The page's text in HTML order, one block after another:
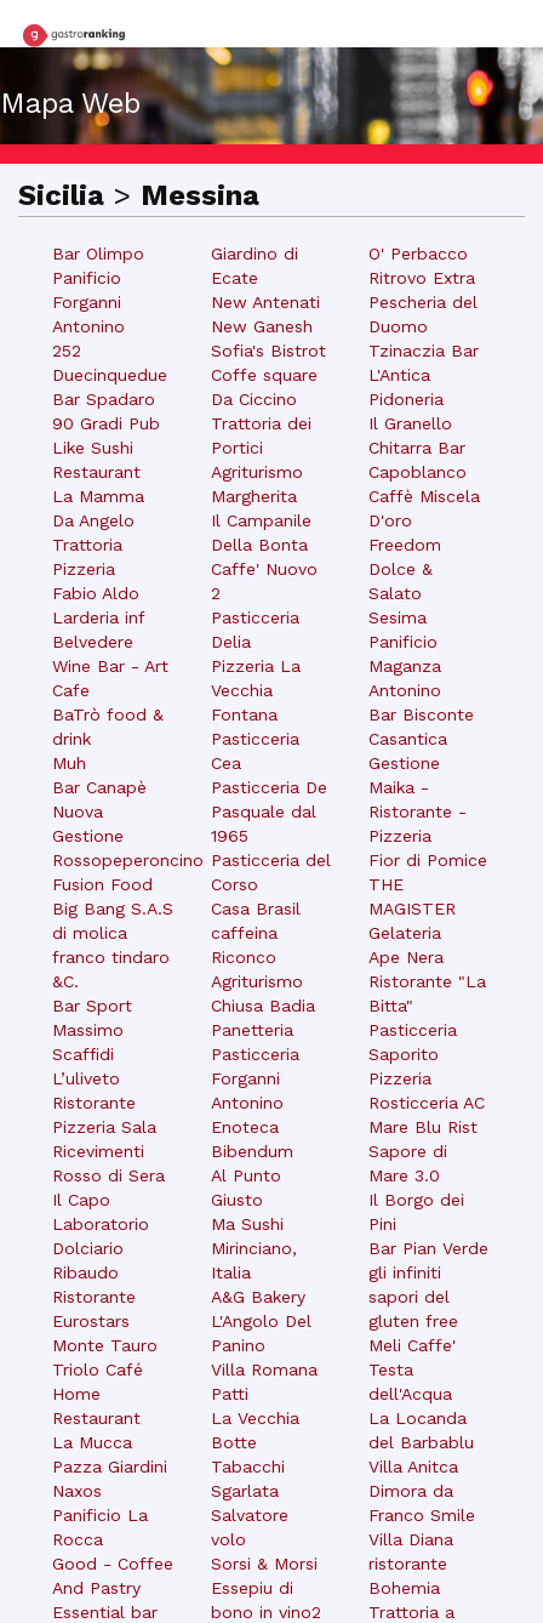
Mapa Web
Sicilia > Messina
Bar Olimpo
Panificio
Forganni
Antonino
252
Duecinquedue
Bar Spadaro
90 Gradi Pub
Like Sushi
Restaurant
La Mamma
Da Angelo
Trattoria
Pizzeria
Fabio Aldo
Larderia inf
Belvedere
Wine Bar - Art
Cafe
BaTrò food &
drink
Muh
Bar Canapè
Nuova
Gestione
Rossopeperoncino
Fusion Food
Big Bang S.A.S
di molica
franco tindaro
&C.
Bar Sport
Massimo
Scaffidi
L’uliveto
Ristorante
Pizzeria Sala
Ricevimenti
Rosso di Sera
Il Capo
Laboratorio
Dolciario
Ribaudo
Ristorante
Eurostars
Monte Tauro
Triolo Café
Home
Restaurant
La Mucca
Pazza Giardini
Naxos
Panificio La
Rocca
Good - Coffee
And Pastry
Essential bar
Giardino di
Ecate
New Antenati
New Ganesh
Sofia's Bistrot
Coffe square
Da Ciccino
Trattoria dei
Portici
Agriturismo
Margherita
Il Campanile
Della Bonta
Caffe' Nuovo
2
Pasticceria
Delia
Pizzeria La
Vecchia
Fontana
Pasticceria
Cea
Pasticceria De
Pasquale dal
1965
Pasticceria del
Corso
Casa Brasil
caffeina
Riconco
Agriturismo
Chiusa Badia
Panetteria
Pasticceria
Forganni
Antonino
Enoteca
Bibendum
Al Punto
Giusto
Ma Sushi
Mirinciano,
Italia
A&G Bakery
L'Angolo Del
Panino
Villa Romana
Patti
La Vecchia
Botte
Tabacchi
Sgarlata
Salvatore
volo
Sorsi & Morsi
Essepiu di
bono in vino2
O' Perbacco
Ritrovo Extra
Pescheria del
Duomo
Tzinaczia Bar
L'Antica
Pidoneria
Il Granello
Chitarra Bar
Capoblanco
Caffè Miscela
D'oro
Freedom
Dolce &
Salato
Sesima
Panificio
Maganza
Antonino
Bar Bisconte
Casantica
Gestione
Maika -
Ristorante -
Pizzeria
Fior di Pomice
THE
MAGISTER
Gelateria
Ape Nera
Ristorante "La
Bitta"
Pasticceria
Saporito
Pizzeria
Rosticceria AC
Mare Blu Rist
Sapore di
Mare 3.0
Il Borgo dei
Pini
Bar Pian Verde
gli infiniti
sapori del
gluten free
Meli Caffe'
Testa
dell'Acqua
La Locanda
del Barbablu
Villa Anitca
Dimora da
Franco Smile
Villa Diana
ristorante
Bohemia
Trattoria a